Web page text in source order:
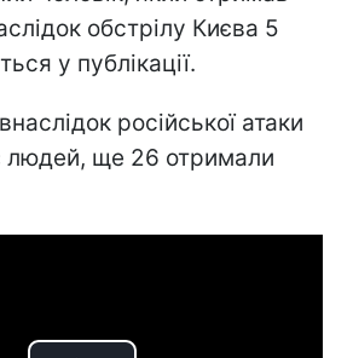
обстрілу Києва 5
у публікації.
російської атаки
людей, ще 26 отримали